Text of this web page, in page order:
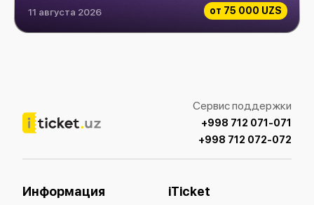
от 75 000 UZS
Paxtakor vs Al-Hussein
11 августа 2026
Сервис поддержки
+998 712 071-071
+998 712 072-072
Информация iTicket